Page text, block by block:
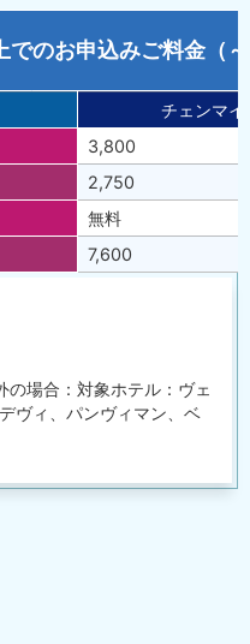
でのお申込みご料金（
チェンマイ
3,800
2,750
無料
7,600
場合：対象ホテル：ヴェ
ヴィ、パンヴィマン、ベ